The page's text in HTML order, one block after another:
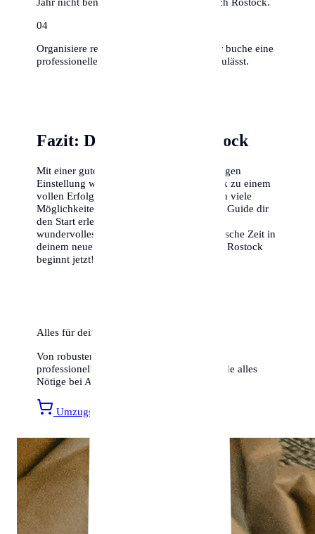
04
Organisiere rechtzeitig Umzugshelfer oder buche eine
professionelle Firma, falls das Budget es zulässt.
Fazit: Dein Erfolg in Rostock
Mit einer guten Vorbereitung und der richtigen
Einstellung wird dein Umzug nach Rostock zu einem
vollen Erfolg. Die Stadt bietet dir unendlich viele
Möglichkeiten, und wir hoffen, dass dieser Guide dir
den Start erleichtert. Wir wünschen dir ein
wundervolles Ankommen und eine fantastische Zeit in
deinem neuen Zuhause. Dein Abenteuer in Rostock
beginnt jetzt!
Alles für deinen Umzug
Von robusten Umzugskartons bis hin zu
professionellen Transportsicherungen – finde alles
Nötige bei Amazon.
Umzugsmaterial entdecken »